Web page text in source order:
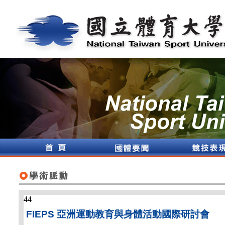
44
FIEPS 亞洲運動教育與身體活動國際研討會